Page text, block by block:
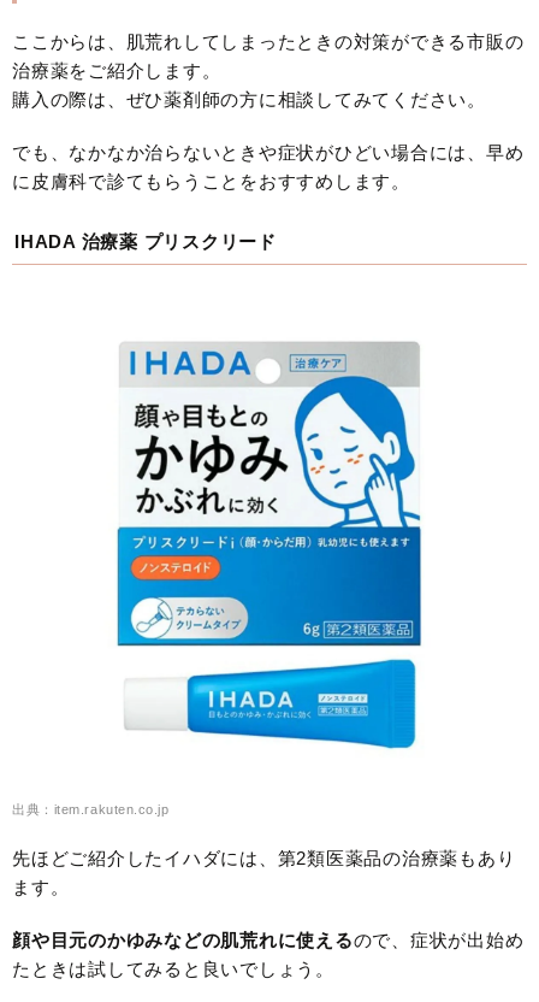
ここからは、肌荒れしてしまったときの対策ができる市販の
治療薬をご紹介します。
購入の際は、ぜひ薬剤師の方に相談してみてください。
でも、なかなか治らないときや症状がひどい場合には、早め
に皮膚科で診てもらうことをおすすめします。
IHADA 治療薬 プリスクリード
出典：item.rakuten.co.jp
先ほどご紹介したイハダには、第2類医薬品の治療薬もあり
ます。
顔や目元のかゆみなどの肌荒れに使えるので、症状が出始め
たときは試してみると良いでしょう。